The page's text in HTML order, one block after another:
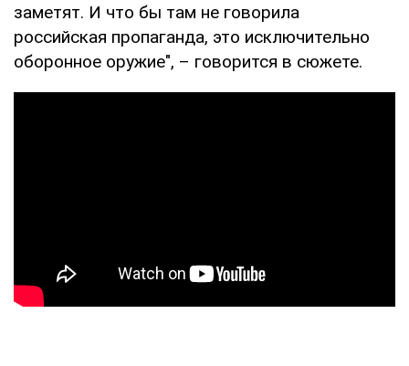
заметят. И что бы там не говорила
российская пропаганда, это исключительно
оборонное оружие", – говорится в сюжете.